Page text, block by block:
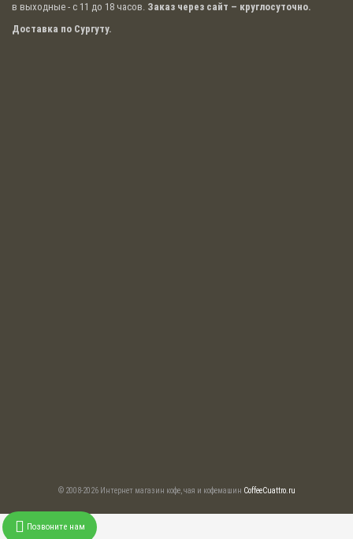
в выходные - с 11 до 18 часов. Заказ через сайт – круглосуточно.
Доставка по Сургуту.
© 2008-2026 Интернет магазин кофе, чая и кофемашин CoffeeCuattro.ru
Позвоните нам